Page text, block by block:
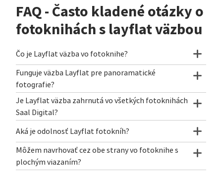
určite poteší a ja
služby som
FAQ - Často kladené otázky o
fotoknihách s layflat väzbou
Čo je Layflat väzba vo fotoknihe?
Funguje väzba Layflat pre panoramatické
fotografie?
Je Layflat väzba zahrnutá vo všetkých fotoknihách
Saal Digital?
Aká je odolnosť Layflat fotokníh?
Môžem navrhovať cez obe strany vo fotoknihe s
plochým viazaním?